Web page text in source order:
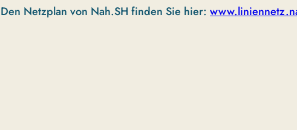
Den Netzplan von Nah.SH finden Sie hier: